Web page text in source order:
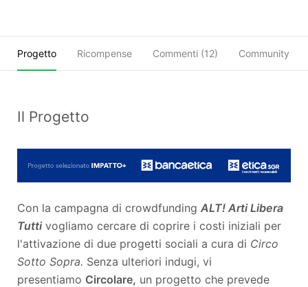
Progetto Ricompense Commenti (12) Community
Il Progetto
Con la campagna di crowdfunding ALT! Arti Libera
Tuttivogliamo cercare di coprire i costi iniziali per
l'attivazione di due progetti sociali a cura di Circo
Sotto Sopra. Senza ulteriori indugi, vi
presentiamo Circolare, un progetto che prevede